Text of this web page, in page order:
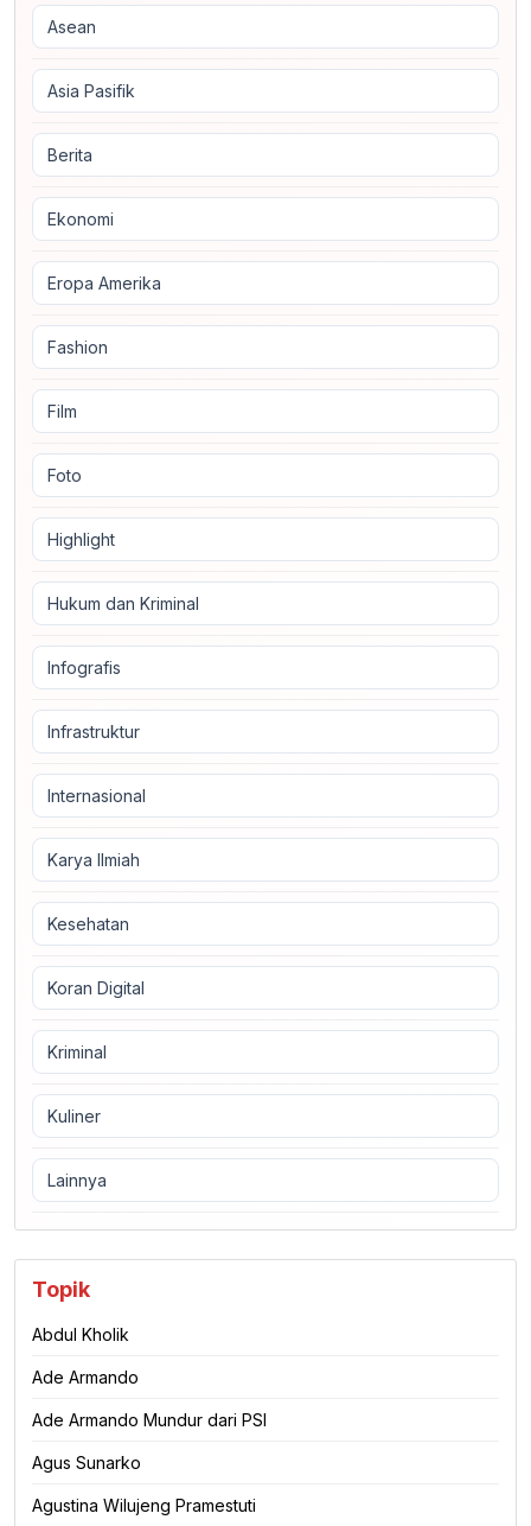
Asean
Asia Pasifik
Berita
Ekonomi
Eropa Amerika
Fashion
Film
Foto
Highlight
Hukum dan Kriminal
Infografis
Infrastruktur
Internasional
Karya Ilmiah
Kesehatan
Koran Digital
Kriminal
Kuliner
Lainnya
Topik
Abdul Kholik
Ade Armando
Ade Armando Mundur dari PSI
Agus Sunarko
Agustina Wilujeng Pramestuti